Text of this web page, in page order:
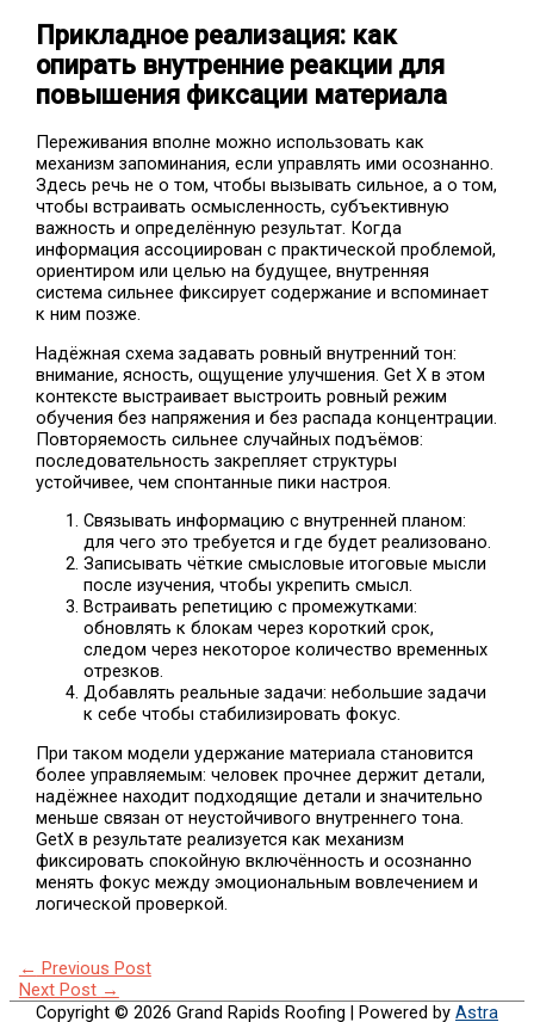
Прикладное реализация: как
опирать внутренние реакции для
повышения фиксации материала
Переживания вполне можно использовать как
механизм запоминания, если управлять ими осознанно.
Здесь речь не о том, чтобы вызывать сильное, а о том,
чтобы встраивать осмысленность, субъективную
важность и определённую результат. Когда
информация ассоциирован с практической проблемой,
ориентиром или целью на будущее, внутренняя
система сильнее фиксирует содержание и вспоминает
к ним позже.
Надёжная схема задавать ровный внутренний тон:
внимание, ясность, ощущение улучшения. Get X в этом
контексте выстраивает выстроить ровный режим
обучения без напряжения и без распада концентрации.
Повторяемость сильнее случайных подъёмов:
последовательность закрепляет структуры
устойчивее, чем спонтанные пики настроя.
Связывать информацию с внутренней планом:
для чего это требуется и где будет реализовано.
Записывать чёткие смысловые итоговые мысли
после изучения, чтобы укрепить смысл.
Встраивать репетицию с промежутками:
обновлять к блокам через короткий срок,
следом через некоторое количество временных
отрезков.
Добавлять реальные задачи: небольшие задачи
к себе чтобы стабилизировать фокус.
При таком модели удержание материала становится
более управляемым: человек прочнее держит детали,
надёжнее находит подходящие детали и значительно
меньше связан от неустойчивого внутреннего тона.
GetX в результате реализуется как механизм
фиксировать спокойную включённость и осознанно
менять фокус между эмоциональным вовлечением и
логической проверкой.
← Previous Post
Next Post →
Copyright © 2026 Grand Rapids Roofing | Powered by Astra